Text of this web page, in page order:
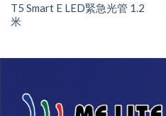
T5 Smart E LED緊急光管 1.2
米